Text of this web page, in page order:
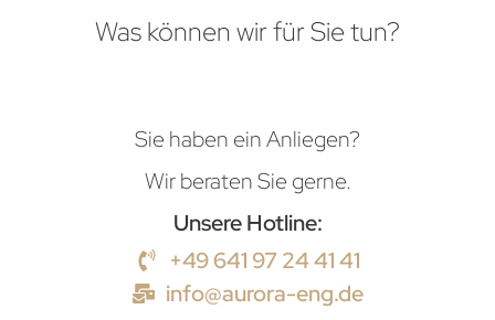
Was können wir für Sie tun?
Sie haben ein Anliegen?
Wir beraten Sie gerne.
Unsere Hotline:
+49 641 97 24 41 41
info@aurora-eng.de